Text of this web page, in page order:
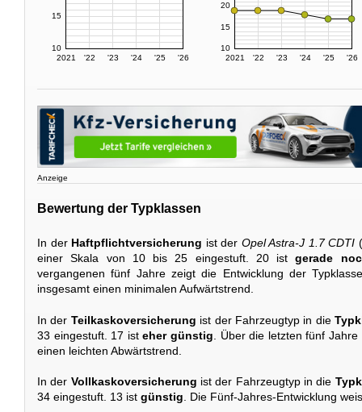
2021 '22 '23 '24 '25 '26
10
15
2021 '22 '23 '24 '25 '26
10
15
20
Anzeige
Bewertung der Typklassen
In der Haftpflichtversicherung ist der Opel Astra-J 1.7 CDTI
einer Skala von 10 bis 25 eingestuft. 20 istgerade
vergangenen fünf Jahre zeigt die Entwicklung der
insgesamt einen minimalen Aufwärtstrend.
In der Teilkaskoversicherung ist der Fahrzeugtyp in die
33 eingestuft. 17 isteher günstig . Über die letzten fünf
einen leichten Abwärtstrend.
In der Vollkaskoversicherung ist der Fahrzeugtyp in die
34 eingestuft. 13 ist günstig. Die Fünf-Jahres-Entwicklung